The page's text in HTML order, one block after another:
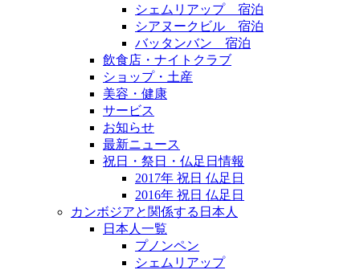
シェムリアップ 宿泊
シアヌークビル 宿泊
バッタンバン 宿泊
飲食店・ナイトクラブ
ショップ・土産
美容・健康
サービス
お知らせ
最新ニュース
祝日・祭日・仏足日情報
2017年 祝日 仏足日
2016年 祝日 仏足日
カンボジアと関係する日本人
日本人一覧
プノンペン
シェムリアップ